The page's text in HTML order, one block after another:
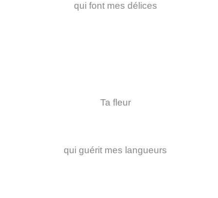
qui font mes délices
Ta fleur
qui guérit mes langueurs